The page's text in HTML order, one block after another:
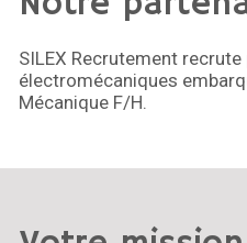
SILEX Recrutement
électromécaniques
Mécanique F/H.